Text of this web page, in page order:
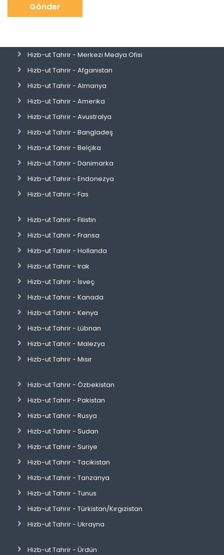
Gönder
Hizb-ut Tahrir - Merkezi Medya Ofisi
Hizb-ut Tahrir - Afganistan
Hizb-ut Tahrir - Almanya
Hizb-ut Tahrir - Amerika
Hizb-ut Tahrir - Avustralya
Hizb-ut Tahrir - Bangladeş
Hizb-ut Tahrir - Belçika
Hizb-ut Tahrir - Danimarka
Hizb-ut Tahrir - Endonezya
Hizb-ut Tahrir - Fas
Hizb-ut Tahrir - Filistin
Hizb-ut Tahrir - Fransa
Hizb-ut Tahrir - Hollanda
Hizb-ut Tahrir - Irak
Hizb-ut Tahrir - İsveç
Hizb-ut Tahrir - Kanada
Hizb-ut Tahrir - Kenya
Hizb-ut Tahrir - Lübnan
Hizb-ut Tahrir - Malezya
Hizb-ut Tahrir - Mısır
Hizb-ut Tahrir - Özbekistan
Hizb-ut Tahrir - Pakistan
Hizb-ut Tahrir - Rusya
Hizb-ut Tahrir - Sudan
Hizb-ut Tahrir - Suriye
Hizb-ut Tahrir - Tacikistan
Hizb-ut Tahrir - Tanzanya
Hizb-ut Tahrir - Tunus
Hizb-ut Tahrir - Türkistan/Kırgızistan
Hizb-ut Tahrir - Ukrayna
Hizb-ut Tahrir - Ürdün